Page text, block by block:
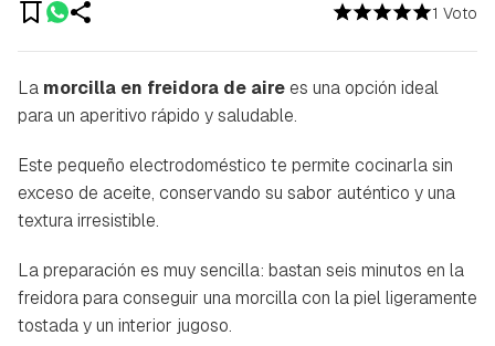
1 Voto
La morcilla en freidora de airees una opción ideal
para un aperitivo rápido y saludable.
Este pequeño electrodoméstico te permite cocinarla sin
exceso de aceite, conservando su sabor auténtico y una
textura irresistible.
La preparación es muy sencilla: bastan seis minutos en la
freidora para conseguir una morcilla con la piel ligeramente
tostada y un interior jugoso.